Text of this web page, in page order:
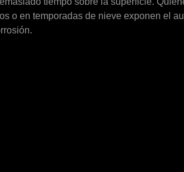
o en temporadas de nieve exponen el